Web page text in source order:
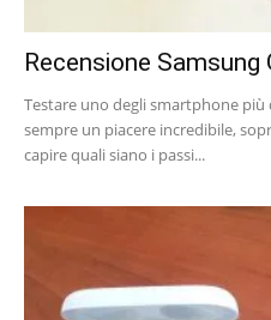
Recensione Samsung
Testare uno degli smartphone più
sempre un piacere incredibile,
capire quali siano i passi...